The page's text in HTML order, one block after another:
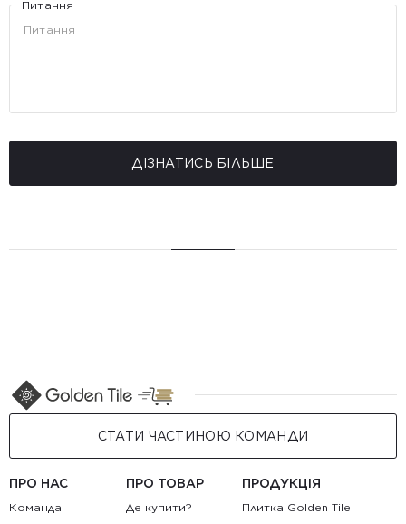
Питання
ДІЗНАТИСЬ БІЛЬШЕ
СТАТИ ЧАСТИНОЮ КОМАНДИ
ПРО НАС
Команда
ПРО ТОВАР
Де купити?
ПРОДУКЦІЯ
Плитка Golden Tile